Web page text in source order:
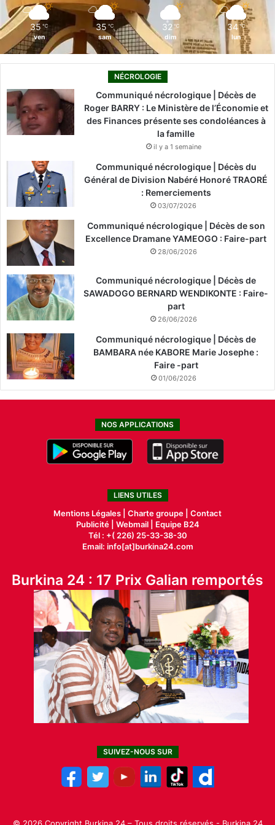
35 ℃
ven
35 ℃
sam
32 ℃
dim
34 ℃
lun
NÉCROLOGIE
Communiqué nécrologique | Décès de
Roger BARRY : Le Ministère de l’Économie et
des Finances présente ses condoléances à
la famille
il y a 1 semaine
Communiqué nécrologique | Décès du
Général de Division Nabéré Honoré TRAORÉ
: Remerciements
03/07/2026
Communiqué nécrologique | Décès de son
Excellence Dramane YAMEOGO : Faire-part
28/06/2026
Communiqué nécrologique | Décès de
SAWADOGO BERNARD WENDIKONTE : Faire-
part
26/06/2026
Communiqué nécrologique | Décès de
BAMBARA née KABORE Marie Josephe :
Faire -part
01/06/2026
NOS APPLICATIONS
LIENS UTILES
Mentions Légales | Charte groupe | Contact
Publicité| Webmail |
Equipe B24
Tél : +( 226) 25-33-38-30
Email: info[at]burkina24.com
Burkina 24 : 17 Prix Galian remportés
SUIVEZ-NOUS SUR